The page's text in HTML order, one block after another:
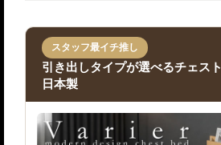
スタッフ最イチ推し
引き出しタイプが選べるチェス
日本製